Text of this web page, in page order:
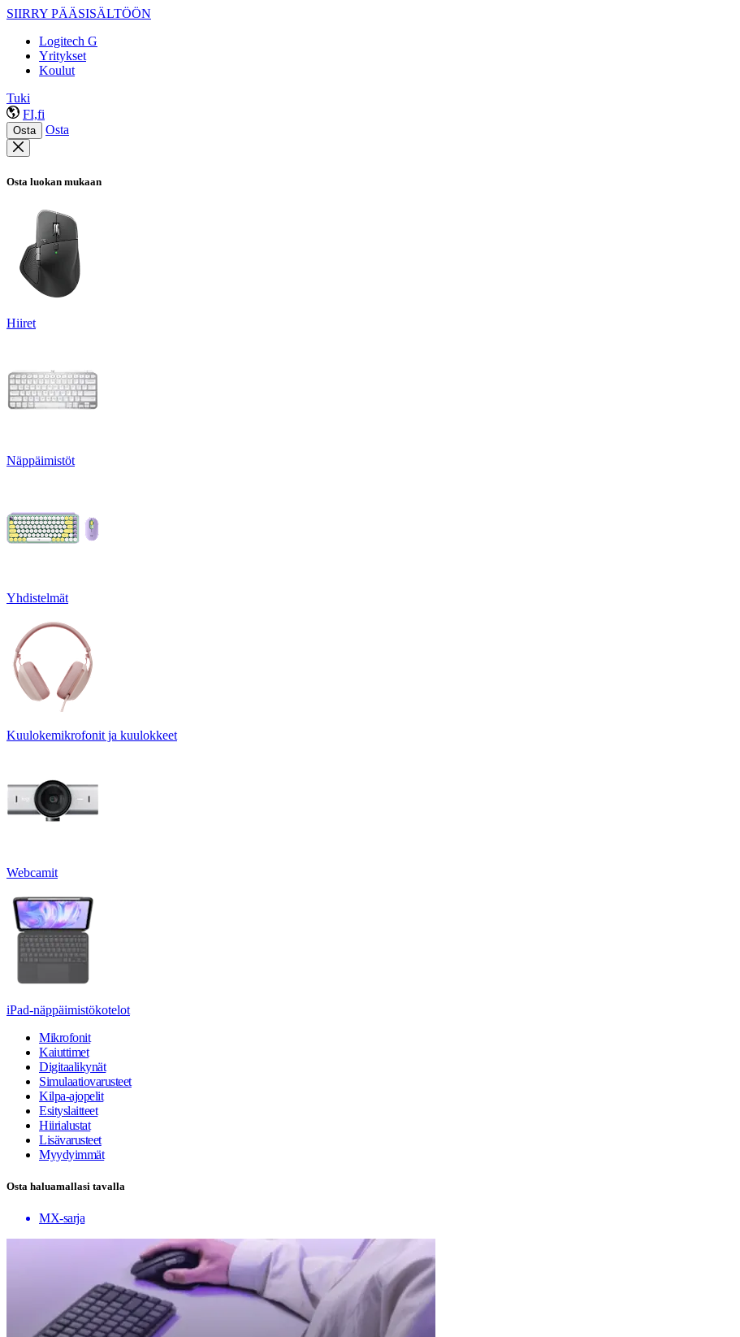
SIIRRY PÄÄSISÄLTÖÖN
Logitech G
Yritykset
Koulut
Tuki
FI,fi
Osta Osta
Osta luokan mukaan
Hiiret
Näppäimistöt
Yhdistelmät
Kuulokemikrofonit ja kuulokkeet
Webcamit
iPad-näppäimistökotelot
Mikrofonit
Kaiuttimet
Digitaalikynät
Simulaatiovarusteet
Kilpa-ajopelit
Esityslaitteet
Hiirialustat
Lisävarusteet
Myydyimmät
Osta haluamallasi tavalla
MX-sarja